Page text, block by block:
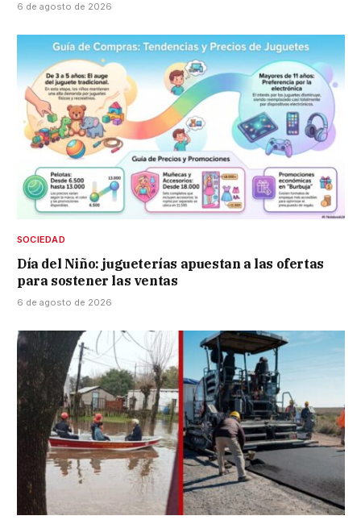
6 de agosto de 2026
SOCIEDAD
Día del Niño: jugueterías apuestan a las ofertas
para sostener las ventas
6 de agosto de 2026